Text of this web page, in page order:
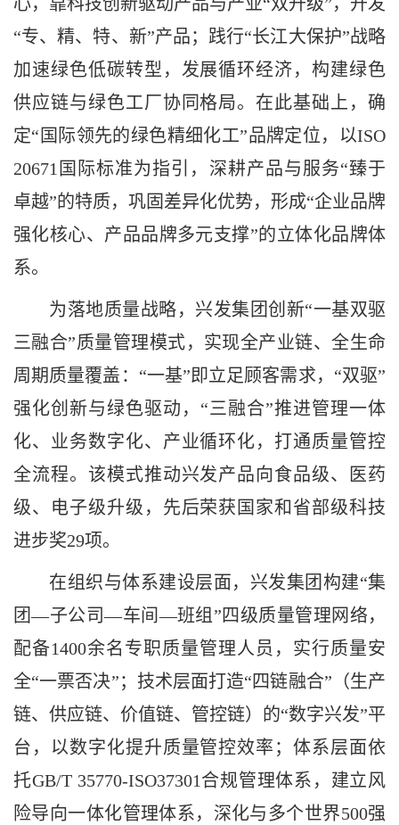
“专、精、特、新”产品；践行“长江大保护”战略
加速绿色低碳转型，发展循环经济，构建绿色
供应链与绿色工厂协同格局。在此基础上，确
定“国际领先的绿色精细化工”品牌定位，以ISO
20671国际标准为指引，深耕产品与服务“臻于
卓越”的特质，巩固差异化优势，形成“企业品牌
强化核心、产品品牌多元支撑”的立体化品牌体
系。
为落地质量战略，兴发集团创新“一基双驱
三融合”质量管理模式，实现全产业链、全生命
周期质量覆盖：“一基”即立足顾客需求，“双驱”
强化创新与绿色驱动，“三融合”推进管理一体
化、业务数字化、产业循环化，打通质量管控
全流程。该模式推动兴发产品向食品级、医药
级、电子级升级，先后荣获国家和省部级科技
进步奖29项。
在组织与体系建设层面，兴发集团构建“集
团—子公司—车间—班组”四级质量管理网络，
配备1400余名专职质量管理人员，实行质量安
全“一票否决”；技术层面打造“四链融合”（生产
链、供应链、价值链、管控链）的“数字兴发”平
台，以数字化提升质量管控效率；体系层面依
托GB/T 35770-ISO37301合规管理体系，建立风
险导向一体化管理体系，深化与多个世界500强